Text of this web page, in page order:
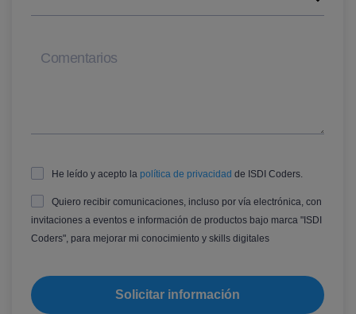
Comentarios
He leído y acepto la política de privacidad de ISDI Coders.
Quiero recibir comunicaciones, incluso por vía electrónica, con
invitaciones a eventos e información de productos bajo marca "ISDI
Coders", para mejorar mi conocimiento y skills digitales